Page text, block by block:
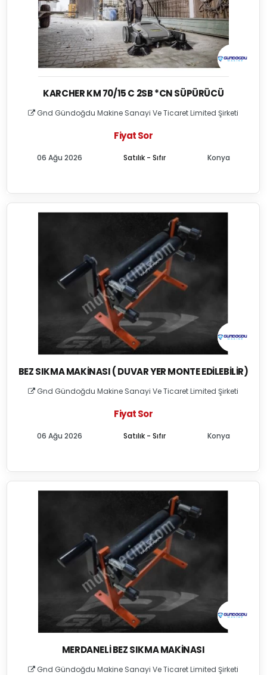
KARCHER KM 70/15 C 2SB *CN SÜPÜRÜCÜ
Gnd Gündoğdu Makine Sanayi Ve Ticaret Limited Şirketi
Fiyat Sor
Satılık - Sıfır
06 Ağu 2026 Konya
BEZ SIKMA MAKINASI ( DUVAR YER MONTE EDILEBILIR)
Gnd Gündoğdu Makine Sanayi Ve Ticaret Limited Şirketi
Fiyat Sor
Satılık - Sıfır
06 Ağu 2026 Konya
MERDANELI BEZ SIKMA MAKINASI
Gnd Gündoğdu Makine Sanayi Ve Ticaret Limited Şirketi